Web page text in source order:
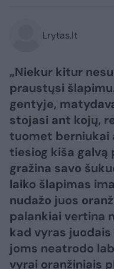
Lrytas.lt
„Niekur kitur
praustųsi
gentyje,
stojasi ant kojų,
tuomet berniukai
tiesiog kiša galvą
gražina savo
laiko šlapimas
nudažo juos
palankiai vertina
kad vyras
joms neatrodo
vyrai oranžiniais